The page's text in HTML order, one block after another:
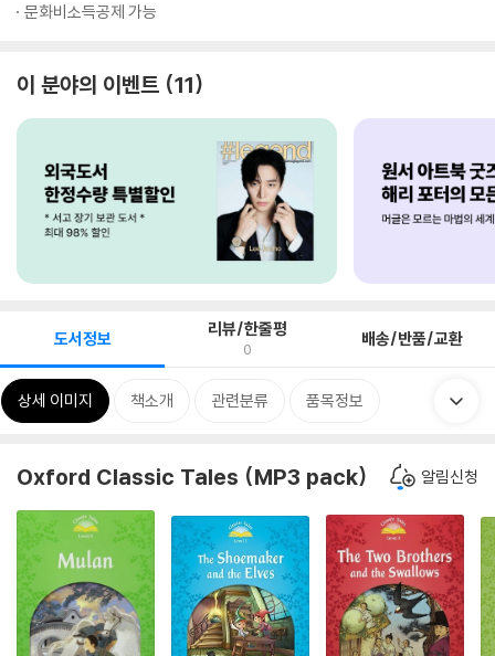
문화비소득공제 가능
이 분야의 이벤트 11
도서정보 리뷰/한줄평
0 배송/반품/교환
상세 이미지 책소개 관련분류 품목정보
Oxford Classic Tales (MP3 pack) 알림신청